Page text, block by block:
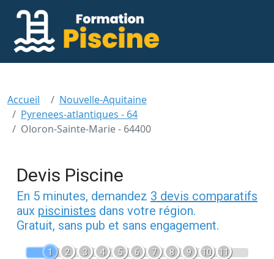
Accueil
Nouvelle-Aquitaine
Pyrenees-atlantiques - 64
Oloron-Sainte-Marie - 64400
Devis Piscine
En 5 minutes, demandez 3 devis comparatifs
aux piscinistes dans votre région.
Gratuit, sans pub et sans engagement.
1 2 3 4 5 6 7 8 9 10 11